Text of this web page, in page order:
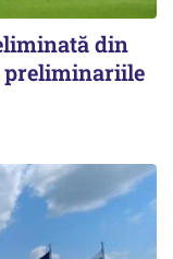
din
preliminariile